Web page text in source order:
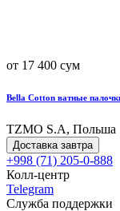
от 17 400 сум
Bella Cotton ватные
TZMO S.A, Польша
Доставка завтра
+998 (71) 205-0-888
Колл-центр
Telegram
Служба поддержки